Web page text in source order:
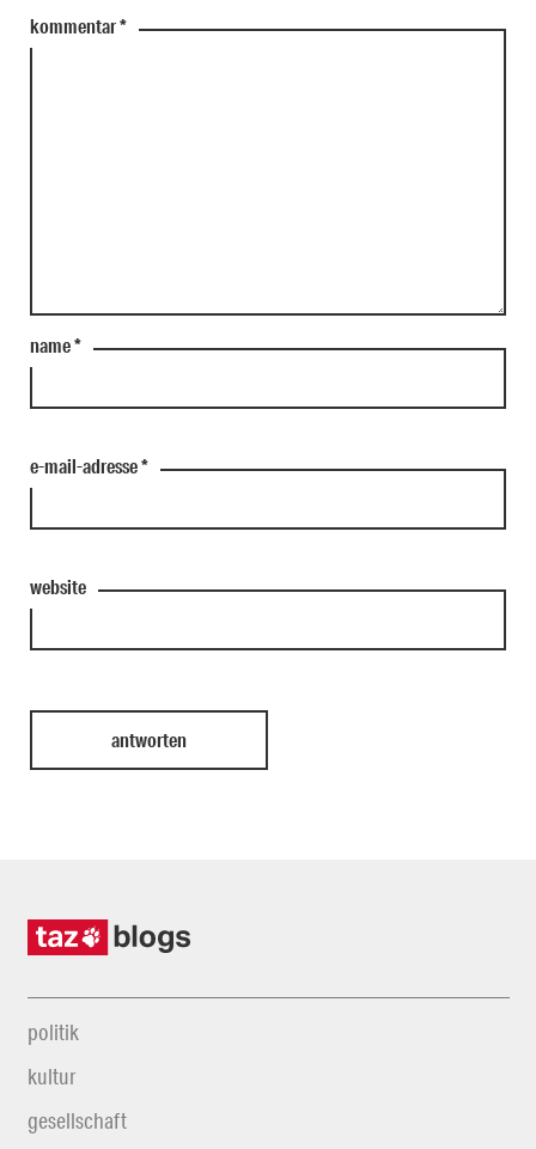
kommentar*
name*
e-mail-adresse*
website
politik
kultur
gesellschaft